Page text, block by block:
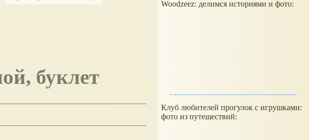
буклет
Woodzeez: делимся историями и фото:
Клуб любителей прогулок с игрушками:
фото из путешествий: